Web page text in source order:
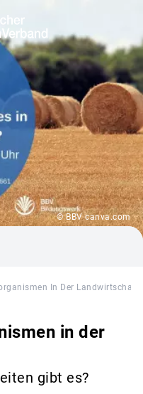
© BBV canva.com
In Der Landwirtschaft
in der
gibt es?